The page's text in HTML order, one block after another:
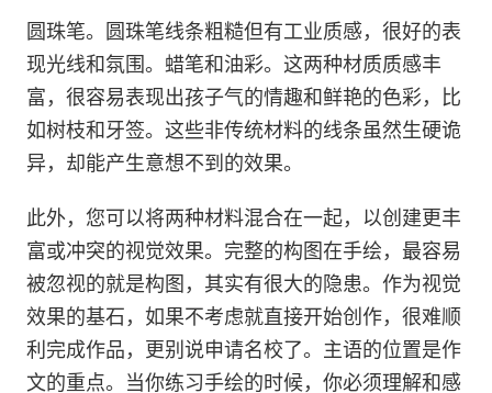
圆珠笔。圆珠笔线条粗糙但有工业质感，很好的表
现光线和氛围。蜡笔和油彩。这两种材质质感丰
富，很容易表现出孩子气的情趣和鲜艳的色彩，比
如树枝和牙签。这些非传统材料的线条虽然生硬诡
异，却能产生意想不到的效果。
此外，您可以将两种材料混合在一起，以创建更丰
富或冲突的视觉效果。完整的构图在手绘，最容易
被忽视的就是构图，其实有很大的隐患。作为视觉
效果的基石，如果不考虑就直接开始创作，很难顺
利完成作品，更别说申请名校了。主语的位置是作
文的重点。当你练习手绘的时候，你必须理解和感